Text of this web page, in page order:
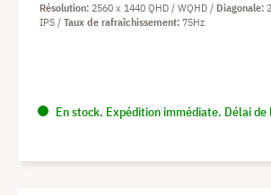
En stock. Expédition immédiate. Délai
Résolution 2560 x 1440 QHD / WQHD Diagonale
IPS
Taux de rafraîchissement 75Hz